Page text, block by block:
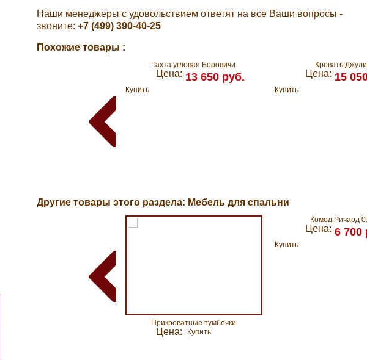
Наши менеджеры с удовольствием ответят на все Ваши вопросы -
звоните: +7 (499) 390-40-25
Похожие товары :
Тахта угловая Боровичи
Цена: 13 650 руб.
Купить
Кровать
Цена: 15
Купить
Другие товары этого раздела: Мебель для спальни
Прикроватные тумбочки
Цена: Купить
Комод Ричард
Цена: 6 700
Купить